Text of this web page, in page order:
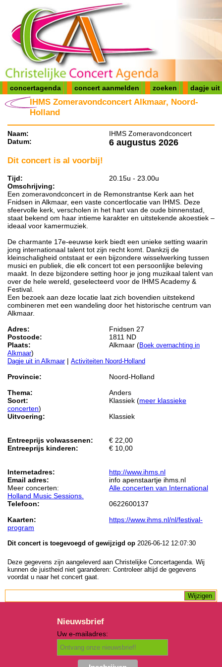
concertagenda concert aanmelden zoeken dagje uit
IHMS Zomeravondconcert Alkmaar, Noord-
Holland
Naam:
IHMS Zomeravondconcert
Datum:
6 augustus 2026
Dit concert is al voorbij!
Tijd:
20.15u - 23.00u
Omschrijving:
Een zomeravondconcert in de Remonstrantse Kerk aan het
Fnidsen in Alkmaar, een vaste concertlocatie van IHMS. Deze
sfeervolle kerk, verscholen in het hart van de oude binnenstad,
staat bekend om haar intieme karakter en uitstekende akoestiek –
ideaal voor kamermuziek.
De charmante 17e-eeuwse kerk biedt een unieke setting waarin
jong internationaal talent tot zijn recht komt. Dankzij de
kleinschaligheid ontstaat er een bijzondere wisselwerking tussen
musici en publiek, die elk concert tot een persoonlijke beleving
maakt. In deze bijzondere setting hoor je jong muzikaal talent van
over de hele wereld, geselecteerd voor de IHMS Academy &
Festival.
Een bezoek aan deze locatie laat zich bovendien uitstekend
combineren met een wandeling door het historische centrum van
Alkmaar.
Adres:
Fnidsen 27
Postcode:
1811 ND
Plaats:
Alkmaar (Boek overnachting in
Alkmaar)
Dagje uit in Alkmaar| Activiteiten Noord-Holland
Provincie:
Noord-Holland
Thema:
Anders
Soort:
Klassiek (meer klassieke
concerten)
Uitvoering:
Klassiek
Entreeprijs volwassenen:
€ 22,00
Entreeprijs kinderen:
€ 10,00
Internetadres:
http://www.ihms.nl
Email adres:
info apenstaartje ihms.nl
Meer concerten:
Alle concerten van International
Holland Music Sessions.
Telefoon:
0622600137
Kaarten:
https://www.ihms.nl/nl/festival-
program
Dit concert is toegevoegd of gewijzigd op 2026-06-12 12:07:30
Deze gegevens zijn aangeleverd aan Christelijke Concertagenda. Wij
kunnen de juistheid niet garanderen: Controleer altijd de gegevens
voordat u naar het concert gaat.
Nieuwsbrief
Uw e-mailadres: